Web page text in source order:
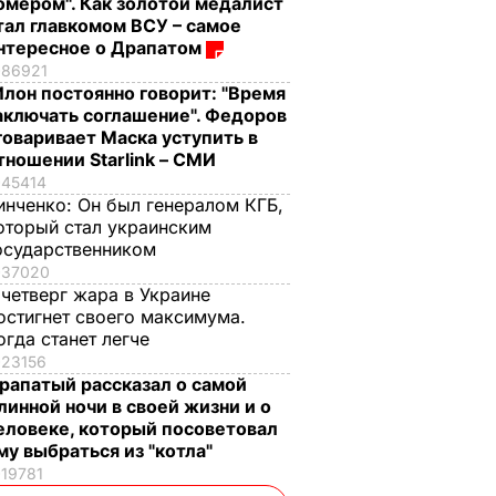
главкомом ВСУ – самое
о Драпатом
86921
постоянно говорит: "Время
соглашение". Федоров
Маска уступить в
Starlink – СМИ
45414
Он был генералом КГБ,
стал украинским
37020
жара в Украине
своего максимума.
станет легче
23156
рассказал о самой
ночи в своей жизни и о
который посоветовал
выбраться из "котла"
19781